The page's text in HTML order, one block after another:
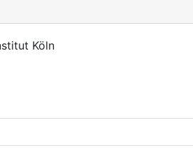
Köln